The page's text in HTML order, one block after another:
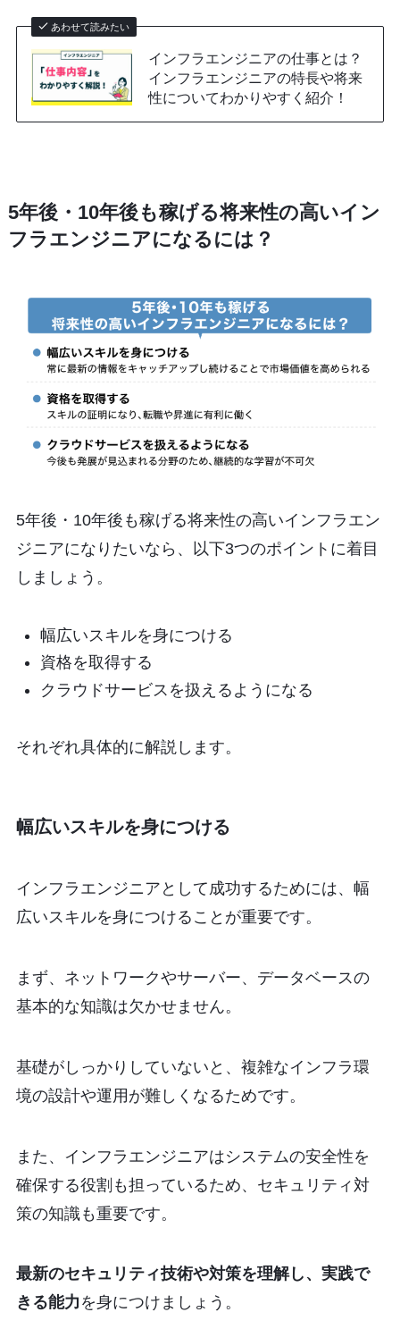
あわせて読みたい
インフラエンジニアの仕事とは？
インフラエンジニアの特長や将来
性についてわかりやすく紹介！
5年後・10年後も稼げる将来性の高いイン
フラエンジニアになるには？
5年後・10年後も稼げる将来性の高いインフラエン
ジニアになりたいなら、以下3つのポイントに着目
しましょう。
幅広いスキルを身につける
資格を取得する
クラウドサービスを扱えるようになる
それぞれ具体的に解説します。
幅広いスキルを身につける
インフラエンジニアとして成功するためには、幅
広いスキルを身につけることが重要です。
まず、ネットワークやサーバー、データベースの
基本的な知識は欠かせません。
基礎がしっかりしていないと、複雑なインフラ環
境の設計や運用が難しくなるためです。
また、インフラエンジニアはシステムの安全性を
確保する役割も担っているため、セキュリティ対
策の知識も重要です。
最新のセキュリティ技術や対策を理解し、実践で
きる能力 を身につけましょう。